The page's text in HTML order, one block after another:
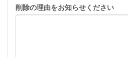
削除の理由をお知らせください